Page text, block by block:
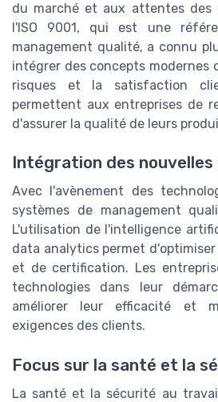
du marché et aux attentes des
l'ISO 9001, qui est une
management qualité, a connu
intégrer des concepts modernes
risques et la satisfaction
permettent aux entreprises de
d'assurer la qualité de leurs
Intégration des
Avec l'avènement des
systèmes de management
L'utilisation de l'intelligence
data analytics permet
et de certification. Les
technologies dans leur
améliorer leur efficacité et
exigences des clients.
Focus sur la santé et la
La santé et la sécurité au